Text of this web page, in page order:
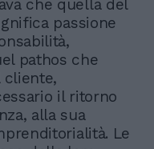
che quella del
passione
pathos che
cliente,
il ritorno
alla sua
Le